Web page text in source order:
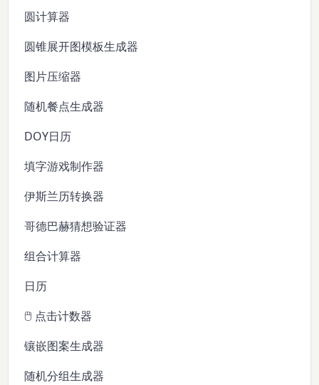
圆计算器
圆锥展开图模板生成器
图片压缩器
随机餐点生成器
DOY日历
填字游戏制作器
伊斯兰历转换器
哥德巴赫猜想验证器
组合计算器
日历
🖱️ 点击计数器
镶嵌图案生成器
随机分组生成器